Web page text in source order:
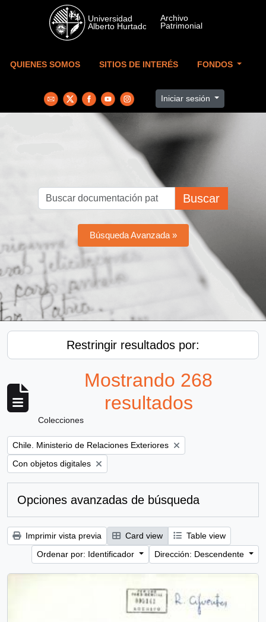
Skip to main content
QUIENES SOMOS SITIOS DE INTERÉS FONDOS
Iniciar sesión
Buscar
Búsqueda Avanzada »
Restringir resultados por:
Mostrando 268
resultados
Colecciones
Remove filter:
Chile. Ministerio de Relaciones Exteriores
Remove filter:
Con objetos digitales
Opciones avanzadas de búsqueda
Imprimir vista previa Card view
Table view
Ordenar por: Identificador
Dirección: Descendente